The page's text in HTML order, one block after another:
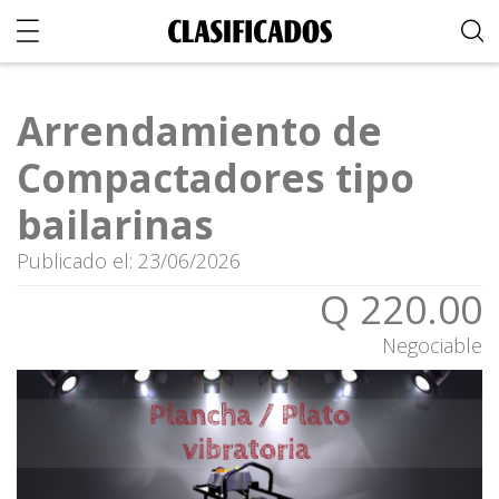
Arrendamiento de
Compactadores tipo
bailarinas
Publicado el: 23/06/2026
Q 220.00
Negociable